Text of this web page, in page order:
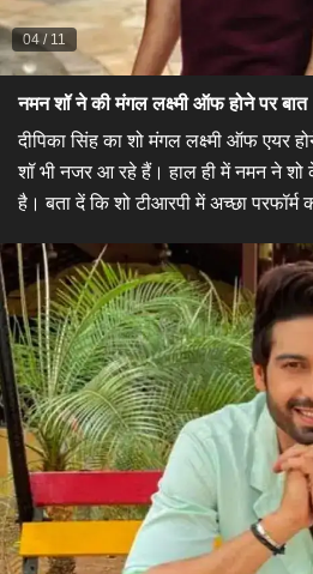
04 / 11
नमन शॉ ने की मंगल लक्ष्मी ऑफ होने पर बात
दीपिका सिंह का शो मंगल लक्ष्मी ऑफ एयर
शॉ भी नजर आ रहे हैं। हाल ही में नमन ने शो
है। बता दें कि शो टीआरपी में अच्छा परफॉर्म